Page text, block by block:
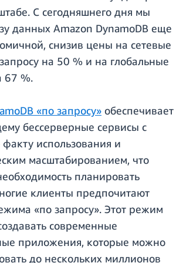
С сегодняшнего дня мы
данных Amazon DynamoDB еще
снизив цены на сетевые
на 50 % и на глобальные
67 %.
«по запросу» обеспечивает
бессерверные сервисы с
использования и
масштабированием, что
планировать
клиенты предпочитают
«по запросу». Этот режим
современные
приложения, которые можно
до нескольких миллионов